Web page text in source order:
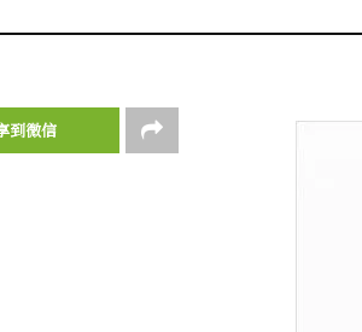
到微信